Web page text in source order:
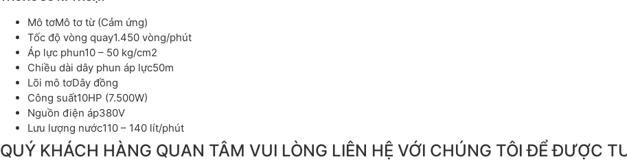
Mô tơMô tơ từ (Cảm ứng)
Tốc độ vòng quay1.450 vòng/phút
Áp lực phun10 – 50 kg/cm2
Chiều dài dây phun áp lực50m
Lõi mô tơDây đồng
Công suất10HP (7.500W)
Nguồn điện áp380V
Lưu lượng nước110 – 140 lít/phút
QUÝ KHÁCH HÀNG QUAN TÂM VUI LÒNG LIÊN HỆ VỚI CHÚNG TÔI ĐỂ ĐƯỢC